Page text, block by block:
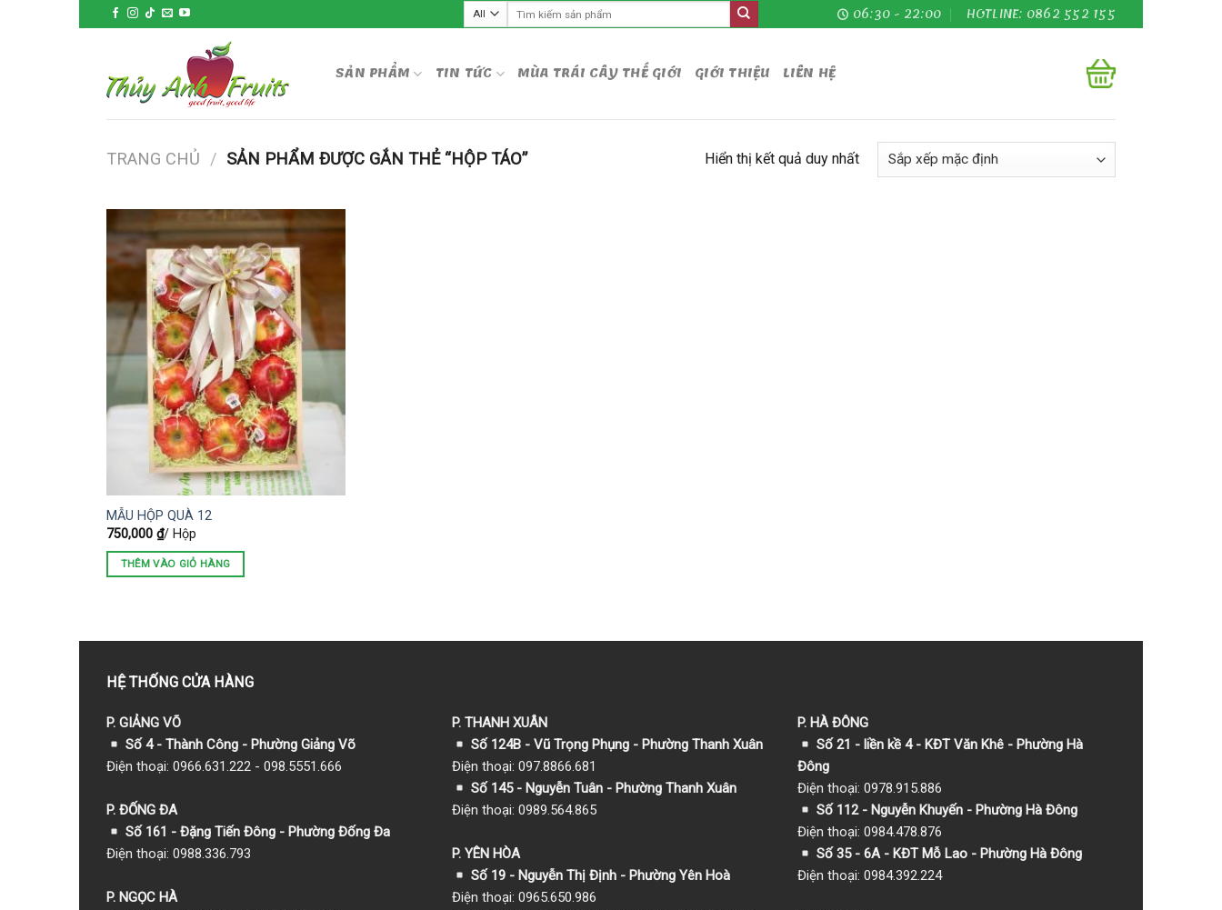
to
06:30 - 22:00 HOTLINE: 0862 552 155
SẢN PHẨM TIN TỨC MÙA TRÁI CÂY THẾ GIỚI GIỚI THIỆU LIÊN HỆ
TRANG CHỦ / SẢN PHẨM ĐƯỢC GẮN THẺ “HỘP TÁO” Hiển thị kết quả duy nhất
MẪU HỘP QUÀ 12
750,000 ₫/ Hộp
THÊM VÀO GIỎ HÀNG
HỆ THỐNG CỬA HÀNG
P. GIẢNG VÕ
Số 4 - Thành Công - Phường Giảng Võ
Điện thoại: 0966.631.222 - 098.5551.666
P. ĐỐNG ĐA
Số 161 - Đặng Tiến Đông - Phường Đống Đa
Điện thoại: 0988.336.793
P. NGỌC HÀ
P. THANH XUÂN
Số 124B - Vũ Trọng Phụng - Phường Thanh Xuân
Điện thoại: 097.8866.681
Số 145 - Nguyễn Tuân - Phường Thanh Xuân
Điện thoại: 0989.564.865
P. YÊN HÒA
Số 19 - Nguyễn Thị Định - Phường Yên Hoà
Điện thoại: 0965.650.986
P. HÀ ĐÔNG
Số 21 - liền kề 4 - KĐT Văn Khê - Phường Hà
Đông
Điện thoại: 0978.915.886
Số 112 - Nguyễn Khuyến - Phường Hà Đông
Điện thoại: 0984.478.876
Số 35 - 6A - KĐT Mỗ Lao - Phường Hà Đông
Điện thoại: 0984.392.224